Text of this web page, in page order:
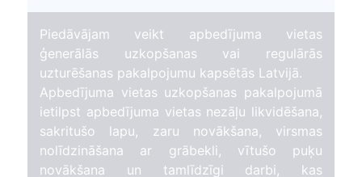
Piedāvājam veikt apbedījuma vietas
ģenerālās uzkopšanas vai regulārās
uzturēšanas pakalpojumu kapsētās Latvijā.
Apbedījuma vietas uzkopšanas pakalpojumā
ietilpst apbedījuma vietas nezāļu likvidēšana,
sakritušo lapu, zaru novākšana, virsmas
nolīdzināšana ar grābekli, vītušo puķu
novākšana un tamlīdzīgi darbi, kas